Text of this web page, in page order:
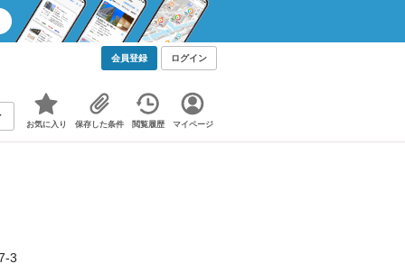
会員登録 ログイン
お気に入り 保存した条件 閲覧履歴 マイページ
3